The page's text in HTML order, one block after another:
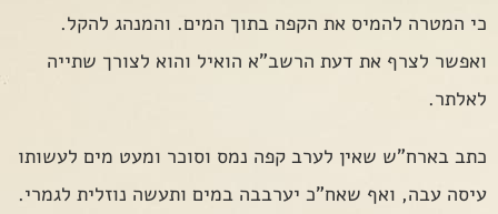
כי המטרה להמיס את הקפה בתוך המים. והמנהג להקל.
ואפשר לצרף את דעת הרשב"א הואיל והוא לצורך שתייה
לאלתר.
כתב בארח"ש שאין לערב קפה נמס וסוכר ומעט מים לעשותו
עיסה עבה, ואף שאח"כ יערבבה במים ותעשה נוזלית לגמרי.